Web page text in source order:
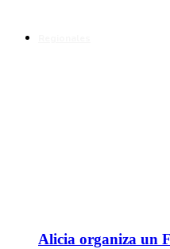
Alicia organiza un